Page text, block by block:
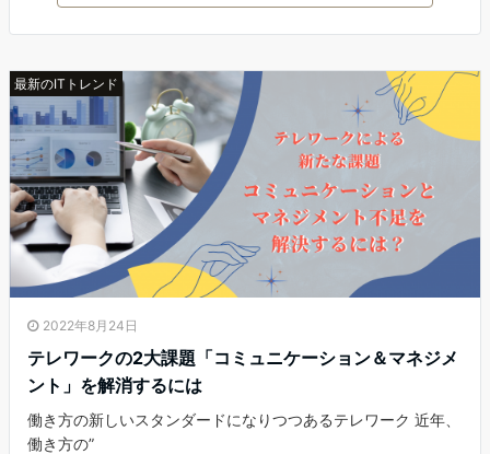
最新のITトレンド
2022年8月24日
テレワークの2大課題「コミュニケーション＆マネジメ
ント」を解消するには
働き方の新しいスタンダードになりつつあるテレワーク 近年、
働き方の”